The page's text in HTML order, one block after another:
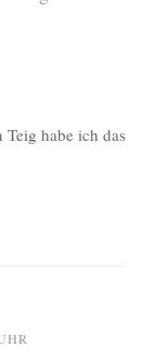
habe ich das